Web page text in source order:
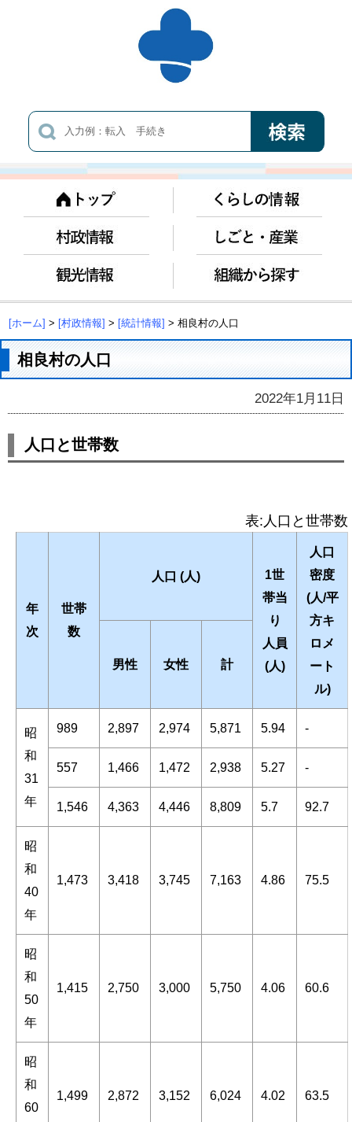
[ホーム] > [村政情報] > [統計情報] > 相良村の人口
相良村の人口
2022年1月11日
人口と世帯数
表:人口と世帯数
年
次
世帯
数
人口 (人)
1世
帯当
り
人員
(人)
人口
密度
(人/平
方キ
ロメ
ート
ル)
男性 女性 計
昭
和
31
年
989 2,897 2,974 5,871 5.94 -
557 1,466 1,472 2,938 5.27 -
1,546 4,363 4,446 8,809 5.7 92.7
昭
和
40
年
1,473 3,418 3,745 7,163 4.86 75.5
昭
和
50
年
1,415 2,750 3,000 5,750 4.06 60.6
昭
和
60
1,499 2,872 3,152 6,024 4.02 63.5